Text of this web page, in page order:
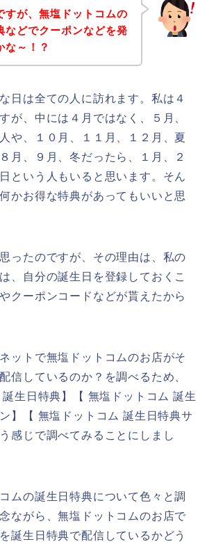
すが、無塩ドットコムの
などでクーポンなどを発
な～！？
日は全ての人に訪れます。私は４
が、中には４月ではなく、５月、
や、１０月、１１月、１２月、夏
月、９月、冬だったら、１月、２
という人もいると思います。そん
かお得な特典があってもいいと思
ったのですが、その理由は、私の
、自分の誕生日を登録しておくこ
クーポンコードなどが貰えたから
ットで無塩ドットコムのお店がそ
信しているのか？を調べるため、
誕生日特典】【 無塩ドットコム 誕生
】【 無塩ドットコム 誕生日特典サ
感じで調べてみることにしまし
ムの誕生日特典について色々と調
ながら、無塩ドットコムのお店で
誕生日特典で配信しているかどう